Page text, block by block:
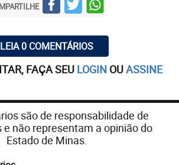
LEIA 0 COMENTÁRIOS
FAÇA SEU LOGIN OUASSINE
são de responsabilidade de
e não representam a opinião do
Estado de Minas.